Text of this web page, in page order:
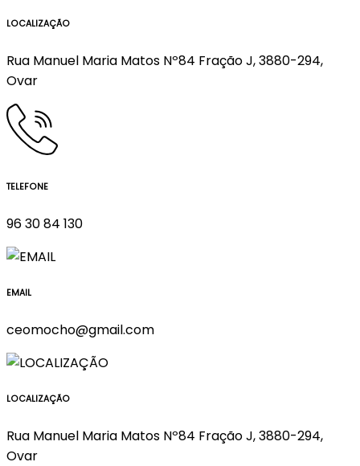
LOCALIZAÇÃO
Rua Manuel Maria Matos Nº84 Fração J, 3880-294,
Ovar
TELEFONE
96 30 84 130
EMAIL
ceomocho@gmail.com
LOCALIZAÇÃO
Rua Manuel Maria Matos Nº84 Fração J, 3880-294,
Ovar